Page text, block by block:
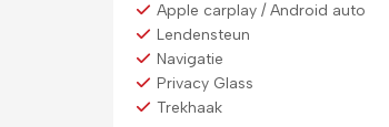
Apple carplay / Android auto
Lendensteun
Navigatie
Privacy Glass
Trekhaak